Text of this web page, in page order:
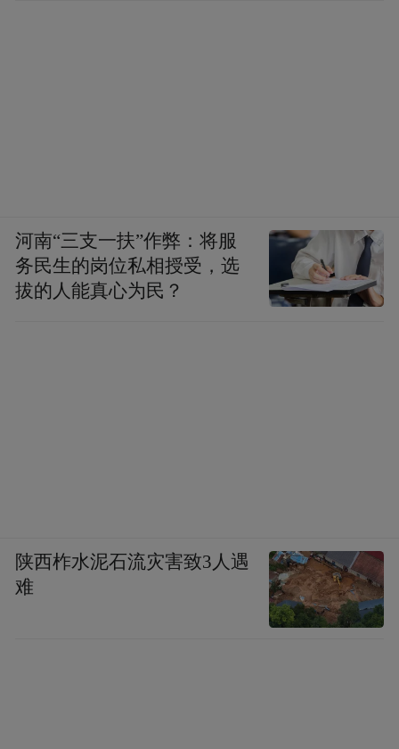
河南“三支一扶”作弊：将服
务民生的岗位私相授受，选
拔的人能真心为民？
陕西柞水泥石流灾害致3人遇
难